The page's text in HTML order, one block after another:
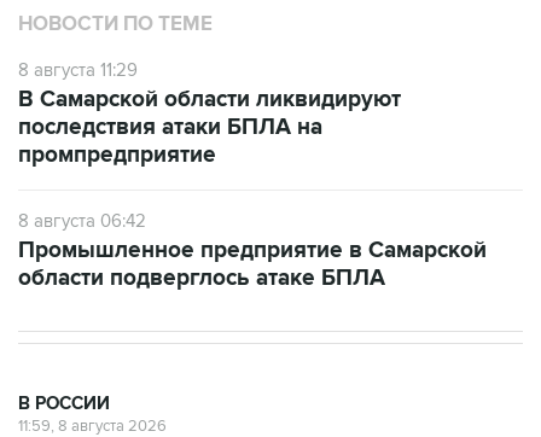
НОВОСТИ ПО ТЕМЕ
8 августа 11:29
В Самарской области ликвидируют
последствия атаки БПЛА на
промпредприятие
8 августа 06:42
Промышленное предприятие в Самарской
области подверглось атаке БПЛА
В РОССИИ
11:59, 8 августа 2026